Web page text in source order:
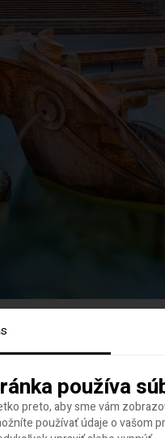
používa
preto, aby sme vám
používať údaje o vašom